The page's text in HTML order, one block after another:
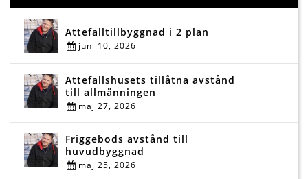
Attefalltillbyggnad i 2 plan
juni 10, 2026
Attefallshusets tillåtna avstånd
till allmänningen
maj 27, 2026
Friggebods avstånd till
huvudbyggnad
maj 25, 2026